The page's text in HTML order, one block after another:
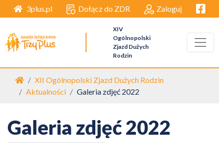
3plus.pl Dołącz do ZDR Zaloguj
XIV
Ogólnopolski
Zjazd Dużych
Rodzin
Strona główna
XII Ogólnopolski Zjazd Dużych Rodzin
Aktualności
Galeria zdjęć 2022
Galeria zdjęć 2022